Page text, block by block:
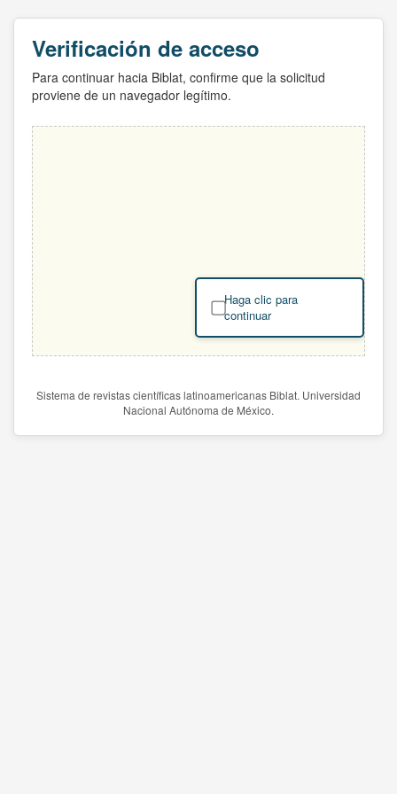
Verificación de acceso
Para continuar hacia Biblat, confirme que la solicitud
proviene de un navegador legítimo.
Haga clic para
continuar
Sistema de revistas científicas latinoamericanas Biblat. Universidad
Nacional Autónoma de México.